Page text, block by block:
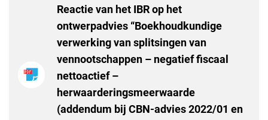
Reactie van het IBR op het
ontwerpadvies “Boekhoudkundige
verwerking van splitsingen van
vennootschappen – negatief fiscaal
nettoactief –
herwaarderingsmeerwaarde
(addendum bij CBN-advies 2022/01 en